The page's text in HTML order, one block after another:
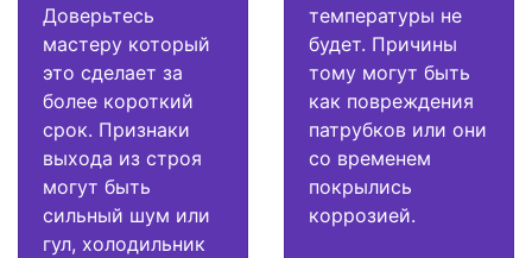
Доверьтесь
мастеру который
это сделает за
более короткий
срок. Признаки
выхода из строя
могут быть
сильный шум или
гул, холодильник
температуры не
будет. Причины
тому могут быть
как повреждения
патрубков или они
со временем
покрылись
коррозией.